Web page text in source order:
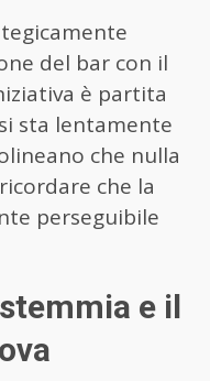
del bar con il
è partita
sta lentamente
che nulla
che la
perseguibile
e il